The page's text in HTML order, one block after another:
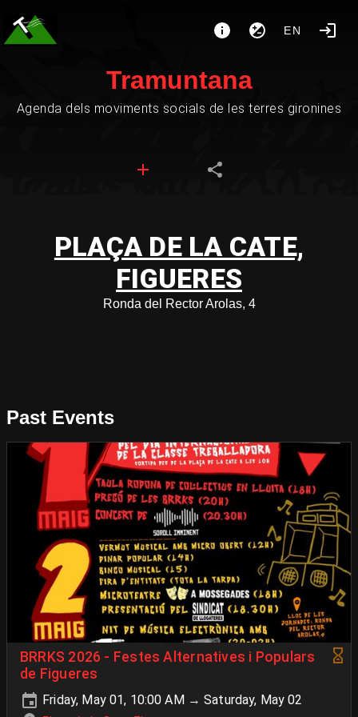
EN
Tramuntana
Agenda dels moviments socials de les terres gironines
PLAÇA DE LA CATE,
FIGUERES
Ronda del Rector Arolas, 4
Past Events
BRRKS 2026 - Festes Alternatives i Populars
de Figueres
Friday, May 01, 10:00 AM → Saturday, May 02